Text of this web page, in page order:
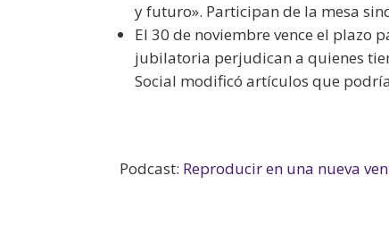
y futuro». Participan de la mesa
El 30 de noviembre vence el plazo
jubilatoria perjudican a quienes
Social modificó artículos que
Podcast: Reproducir en una nueva